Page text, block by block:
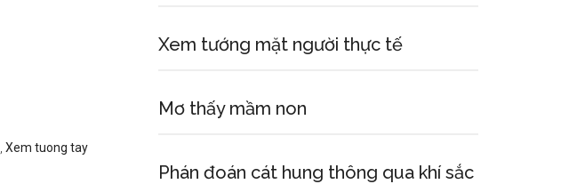
Xem tuong tay
Xem tướng mặt người thực tế
Mơ thấy mầm non
Phán đoán cát hung thông qua khí sắc